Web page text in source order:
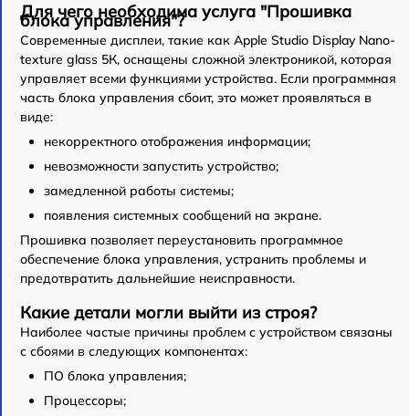
Для чего необходима услуга "Прошивка
блока управления"?
Современные дисплеи, такие как Apple Studio Display Nano-
texture glass 5К, оснащены сложной электроникой, которая
управляет всеми функциями устройства. Если программная
часть блока управления сбоит, это может проявляться в
виде:
некорректного отображения информации;
невозможности запустить устройство;
замедленной работы системы;
появления системных сообщений на экране.
Прошивка позволяет переустановить программное
обеспечение блока управления, устранить проблемы и
предотвратить дальнейшие неисправности.
Какие детали могли выйти из строя?
Наиболее частые причины проблем с устройством связаны
с сбоями в следующих компонентах:
ПО блока управления;
Процессоры;